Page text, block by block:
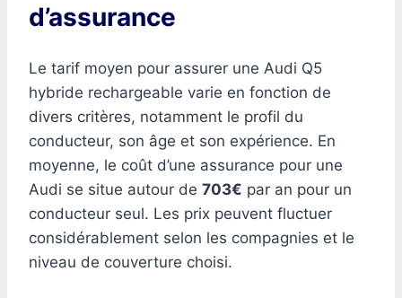
d’assurance
Le tarif moyen pour assurer une Audi Q5
hybride rechargeable varie en fonction de
divers critères, notamment le profil du
conducteur, son âge et son expérience. En
moyenne, le coût d’une assurance pour une
Audi se situe autour de 703€ par an pour un
conducteur seul. Les prix peuvent fluctuer
considérablement selon les compagnies et le
niveau de couverture choisi.